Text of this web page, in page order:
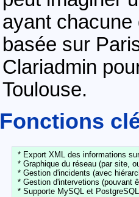
ayant
basée sur
Clariadmin
Toulouse.
Fonctions
* Export XML des informations
* Graphique du réseau (par site,
* Gestion d'incidents (avec
* Gestion d'intervetions (pouvant
* Supporte MySQL et PostgreSQL